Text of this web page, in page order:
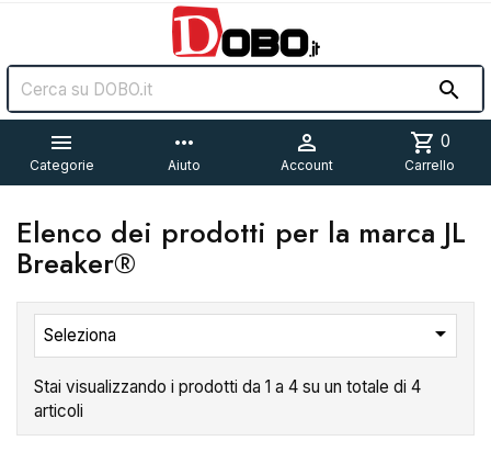


Categorie
more_horiz
Aiuto

Account
shopping_cart 0
Carrello
Elenco dei prodotti per la marca JL
Breaker®
Seleziona 
Stai visualizzando i prodotti da 1 a 4 su un totale di 4
articoli